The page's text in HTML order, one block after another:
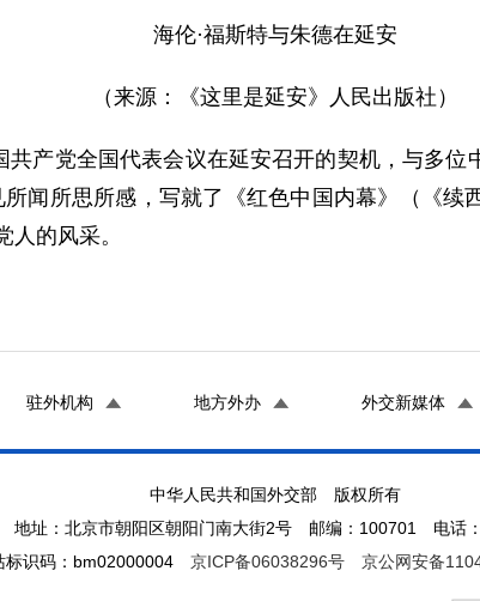
海伦·福斯特与朱德在延安
（来源：《这里是延安》人民出版社）
产党全国代表会议在延安召开的契机，与多位
闻所思所感，写就了《红色中国内幕》（《续
的风采。
驻外机构 地方外办 外交新媒体
中华人民共和国外交部 版权所有
地址：北京市朝阳区朝阳门南大街2号 邮编：100701 电话
标识码：bm02000004 京ICP备06038296号 京公网安备